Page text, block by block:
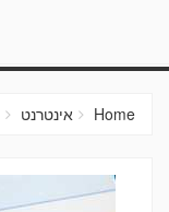
Home אינטרנט